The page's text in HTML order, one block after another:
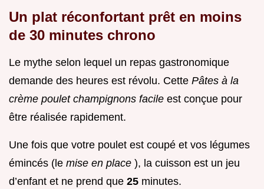
Un plat réconfortant prêt en moins
de 30 minutes chrono
Le mythe selon lequel un repas gastronomique
demande des heures est révolu. Cette Pâtes à la
crème poulet champignons facile est conçue pour
être réalisée rapidement.
Une fois que votre poulet est coupé et vos légumes
émincés (le mise en place ), la cuisson est un jeu
d’enfant et ne prend que 25 minutes.